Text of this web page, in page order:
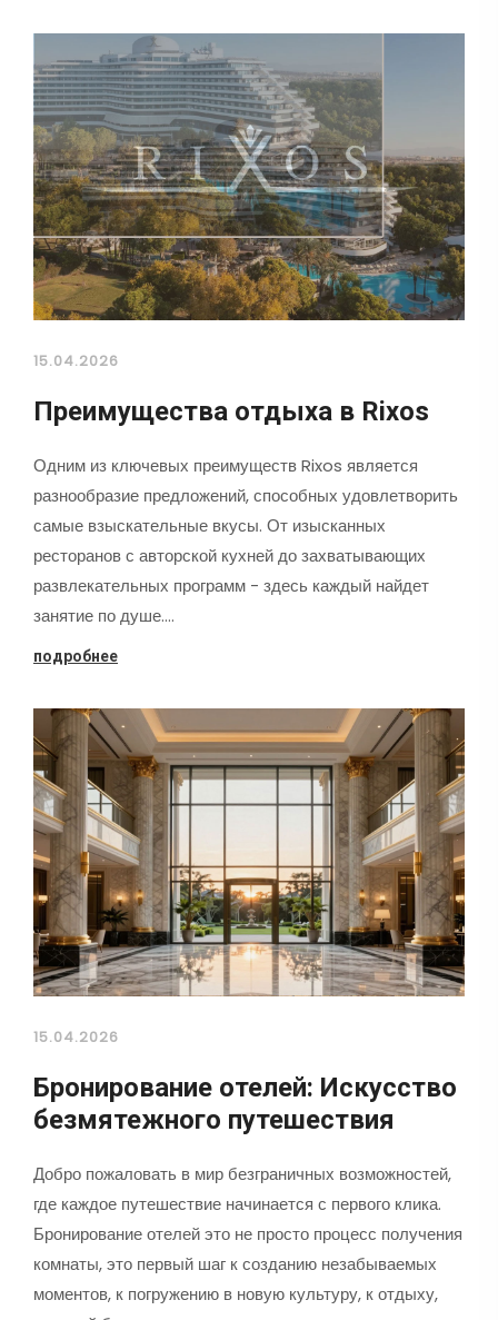
15.04.2026
Преимущества отдыха в Rixos
Одним из ключевых преимуществ Rixos является
разнообразие предложений, способных удовлетворить
самые взыскательные вкусы. От изысканных
ресторанов с авторской кухней до захватывающих
развлекательных программ - здесь каждый найдет
занятие по душе.…
подробнее
15.04.2026
Бронирование отелей: Искусство
безмятежного путешествия
Добро пожаловать в мир безграничных возможностей,
где каждое путешествие начинается с первого клика.
Бронирование отелей это не просто процесс получения
комнаты, это первый шаг к созданию незабываемых
моментов, к погружению в новую культуру, к отдыху,